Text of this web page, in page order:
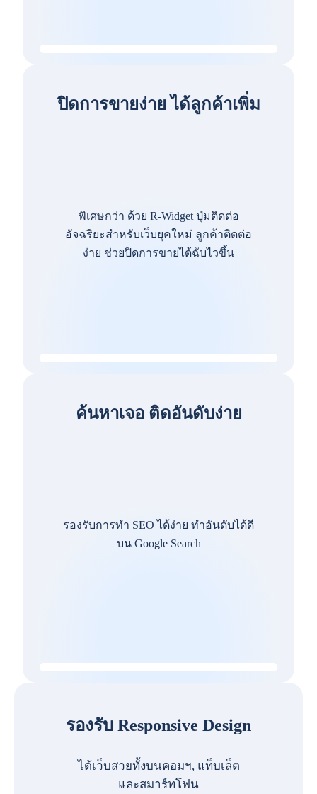
ปิดการขายง่าย ได้ลูกค้าเพิ่ม
พิเศษกว่า ด้วย R-Widget ปุ่มติดต่อ
อัจฉริยะสำหรับเว็บยุคใหม่ ลูกค้าติดต่อ
ง่าย ช่วยปิดการขายได้ฉับไวขึ้น
ค้นหาเจอ ติดอันดับง่าย
รองรับการทำ SEO ได้ง่าย ทำอันดับได้ดี
บน Google Search
รองรับ Responsive Design
ได้เว็บสวยทั้งบนคอมฯ, แท็บเล็ต
และสมาร์ทโฟน